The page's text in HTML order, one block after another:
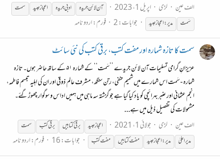
الف عین
لڑی اپریل 1، 2023 آن لائن جریدہ ادبی جریدہ اعجازعبید
سمت
سَمت
مدیر:اعجازعبید جوابات: 2 فورم:اردو نامہ
سمت کا تازہ شمارہ اور مفت کتب، برقی کتب کی نئی سائٹ
عزیزانِ گرامی تسلیمات آن لائن جریدے ’’سَمت‘‘ کے شمارہ ۵۱ کے ساتھ حاضر ہوں۔ تازہ
شمارہ - سَمت اس شمارے میں شمیم حنفی، رتن سنگھ، مشرف عالم ذوقی اور ان کی اہلیہ تبسم فاطمہ،
انجم عثمانی اور عنبر بہرائچی کو یاد کیا گیا ہے جو گزشتہ سہ ماہی میں ہمیں اداس و سوگوار چھوڑ گئے۔
مشمولات کی تفصیل ذیل میں ہے...
الف عین
لڑی جولائی 1، 2021 اعجازعبید برقئ کتابیں برقی کتب
سمت
مدیر اعلیٰ
مدیر:اعجازعبید مفت کتابیں مفت کتب جوابات: 16 فورم:اردو نامہ